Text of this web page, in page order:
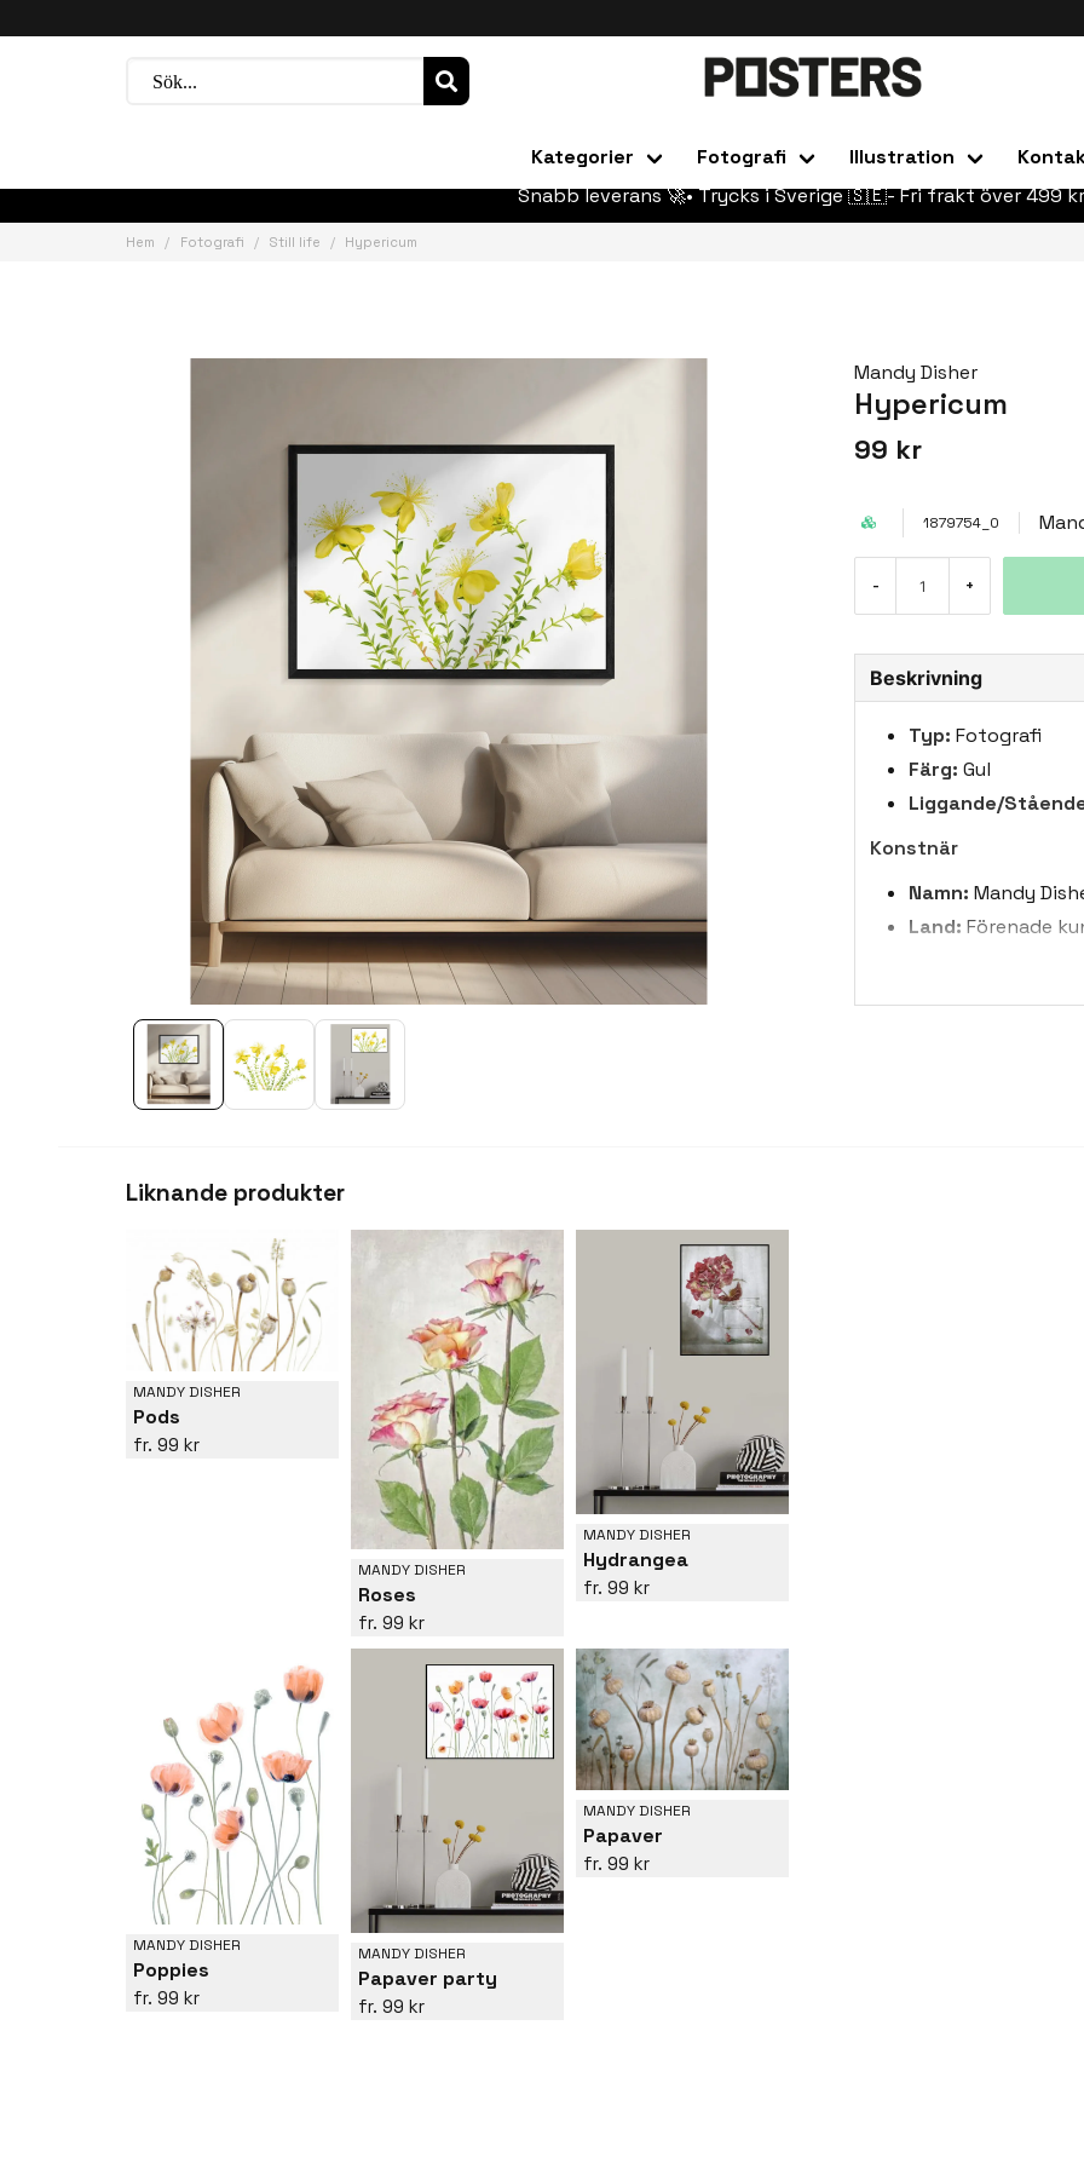
Kategorier Fotografi Illustration
Snabb leverans 🚀• Trycks i Sverige 🇸🇪- Fri frakt över 499
Hem Fotografi Still life Hypericum
Mandy Disher
Hypericum
99 kr
1879754_0
- +
Beskrivning
Typ: Fotografi
Färg: Gul
Liggande/
Konstnär
Namn: Mandy
Land: Förenade
Mandy
blomsterfotograf
Liknande produkter
MANDY DISHER
Pods
99 kr
MANDY DISHER
Roses
99 kr
MANDY DISHER
Hydrangea
99 kr
MANDY DISHER
Poppies
99 kr
MANDY DISHER
Papaver party
99 kr
MANDY DISHER
Papaver
99 kr